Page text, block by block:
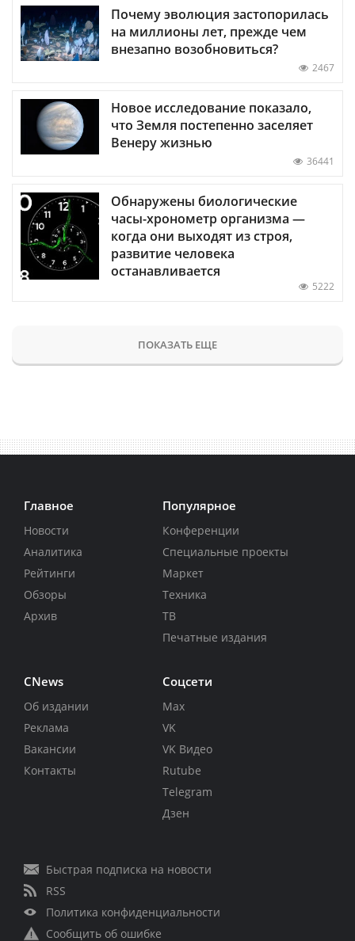
Почему эволюция застопорилась
на миллионы лет, прежде чем
внезапно возобновиться?
2467
Новое исследование показало,
что Земля постепенно заселяет
Венеру жизнью
36441
Обнаружены биологические
часы-хронометр организма —
когда они выходят из строя,
развитие человека
останавливается
5222
ПОКАЗАТЬ ЕЩЕ
Главное
Новости
Аналитика
Рейтинги
Обзоры
Архив
Популярное
Конференции
Специальные проекты
Маркет
Техника
ТВ
Печатные издания
CNews
Об издании
Реклама
Вакансии
Контакты
Соцсети
Max
VK
VK Видео
Rutube
Telegram
Дзен
Быстрая подписка на новости
RSS
Политика конфиденциальности
Сообщить об ошибке